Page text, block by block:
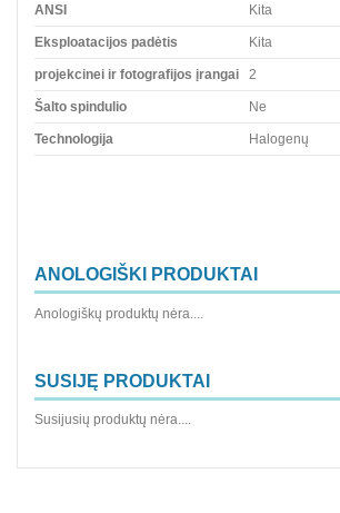
ANSI Kita
Eksploatacijos padėtis Kita
projekcinei ir fotografijos įrangai 2
Šalto spindulio Ne
Technologija Halogenų
ANOLOGIŠKI PRODUKTAI
Anologiškų produktų nėra....
SUSIJĘ PRODUKTAI
Susijusių produktų nėra....